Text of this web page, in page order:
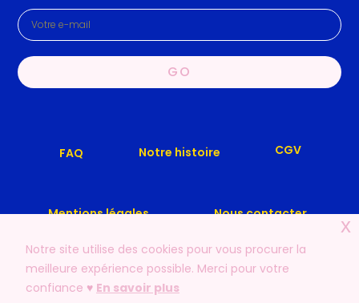
GO
FAQ Notre histoire CGV
Mentions légales Nous contacter
Notre site utilise des cookies pour vous procurer la
meilleure expérience possible. Merci pour votre
confiance ♥️ En savoir plus
x